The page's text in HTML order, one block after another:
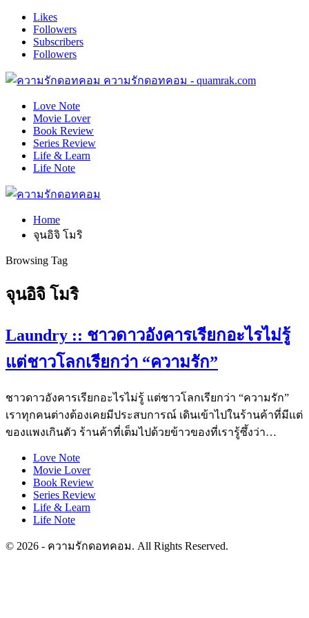
Likes
Followers
Subscribers
Followers
ความรักดอทคอม - quamrak.com
Love Note
Movie Lover
Book Review
Series Review
Life & Learn
Life Note
Home
จุนอิจิ โมริ
Browsing Tag
จุนอิจิ โมริ
Laundry :: ชาวดาวอังคารเรียกอะไรไม่รู้
แต่ชาวโลกเรียกว่า “ความรัก”
ชาวดาวอังคารเรียกอะไรไม่รู้ แต่ชาวโลกเรียกว่า “ความรัก”
เราทุกคนต่างต้องเคยมีประสบการณ์ เดินเข้าไปในร้านค้าที่มีแต่
ของแพงเกินตัว ร้านค้าที่เต็มไปด้วยข้าวของที่เรารู้ซึ้งว่า…
Love Note
Movie Lover
Book Review
Series Review
Life & Learn
Life Note
© 2026 - ความรักดอทคอม. All Rights Reserved.